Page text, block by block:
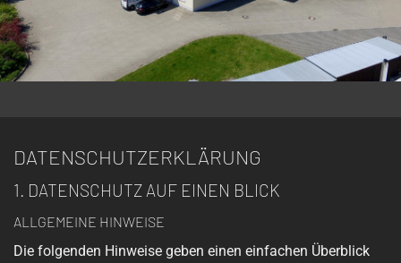
DATENSCHUTZ­ERKLÄRUNG
1. DATENSCHUTZ AUF EINEN BLICK
ALLGEMEINE HINWEISE
Die folgenden Hinweise geben einen einfachen Überblick